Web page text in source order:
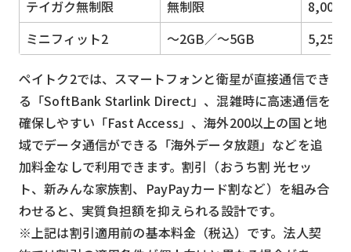
テイガク無制限 無制限
8,008
ミニフィット2
〜2GB／〜5GB 5,258
ペイトク2では、スマートフォンと衛星が直接通信でき
る「SoftBank Starlink Direct」、混雑時に高速通信を
確保しやすい「Fast Access」、海外200以上の国と地
域でデータ通信ができる「海外データ放題」などを追
加料金なしで利用できます。割引（おうち割 光セッ
ト、新みんな家族割、PayPayカード割など）を組み合
わせると、実質負担額を抑えられる設計です。
※上記は割引適用前の基本料金（税込）です。法人契